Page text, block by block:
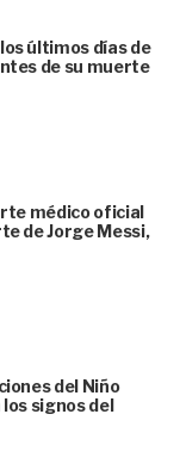
últimos días de
de su muerte
médico oficial
de Jorge Messi,
del Niño
signos del